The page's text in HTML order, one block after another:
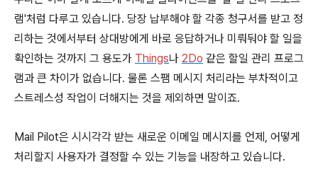
램'처럼 다루고 있습니다. 당장 납부해야 할 각종 청구서를 받고 정
리하는 것에서부터 상대방에게 바로 응답하거나 미뤄둬야 할 일을
확인하는 것까지 그 용도가 Things나 2Do 같은 할일 관리 프로그
램과 큰 차이가 없습니다. 물론 스팸 메시지 처리라는 부차적이고
스트레스성 작업이 더해지는 것을 제외하면 말이죠.
Mail Pilot은 시시각각 받는 새로운 이메일 메시지를 언제, 어떻게
처리할지 사용자가 결정할 수 있는 기능을 내장하고 있습니다.